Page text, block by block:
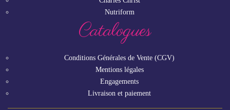
Nutriform
Catalogues
Conditions Générales de Vente (CGV)
Mentions légales
Engagements
Livraison et paiement